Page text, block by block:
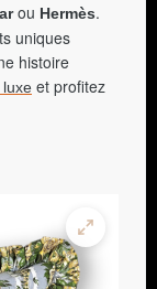
ou Hermès.
uniques
histoire
luxe et profitez